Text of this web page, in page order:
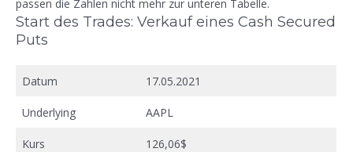
passen die Zahlen nicht mehr zur unteren Tabelle.
Start des Trades: Verkauf eines Cash Secured
Puts
Datum 17.05.2021
Underlying AAPL
Kurs 126,06$